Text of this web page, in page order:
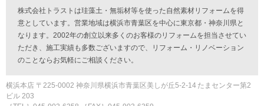
株式会社トラストは珪藻土・無垢材等を使った自然素材リフォームを得
意としています。営業地域は横浜市青葉区を中心に東京都・神奈川県と
なります。2002年の創立以来多くのお客様のリフォームを担当させてい
ただき、施工実績も多数ございますので、リフォーム・リノベーション
のことならお気軽にご相談ください。
横浜本店 〒225-0002 神奈川県横浜市青葉区美しが丘5-2-14 たまセンター第2
ビル 203